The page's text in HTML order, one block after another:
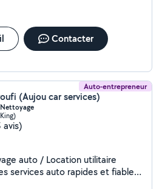
Contacter
Auto-entrepreneur
(Aujou car services)
avis)
auto / Location utilitaire